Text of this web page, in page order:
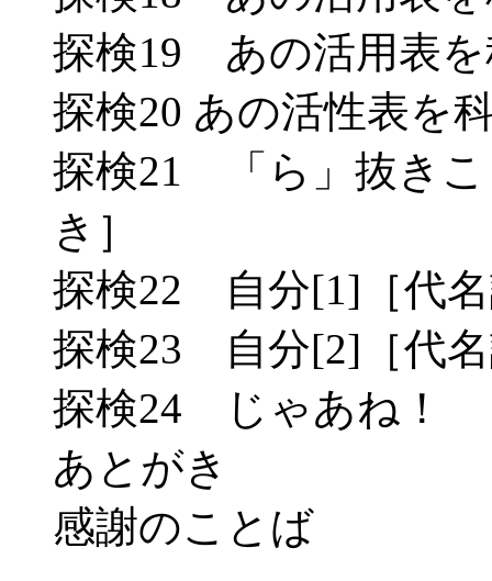
探検19 あの活用表を
探検20 あの活性表を
探検21 「ら」抜きこ
き］
探検22 自分[1]［代
探検23 自分[2]［代
探検24 じゃあね！
あとがき
感謝のことば